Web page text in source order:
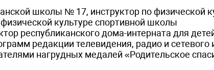
школы № 17, инструктор по физической
культуре спортивной школы
республиканского дома-интерната для
редакции телевидения, радио и сетевого
нагрудных медалей «Родительское